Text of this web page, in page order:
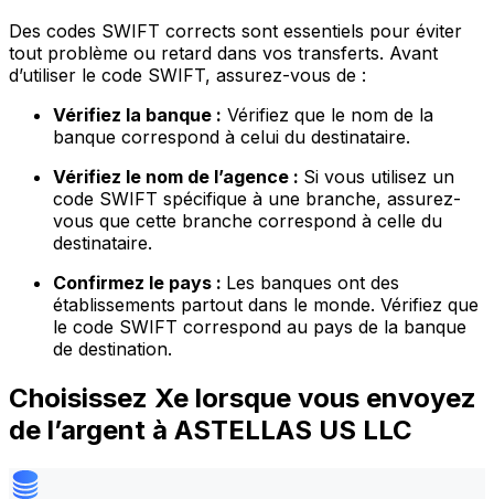
Des codes SWIFT corrects sont essentiels pour éviter
tout problème ou retard dans vos transferts. Avant
d’utiliser le code SWIFT, assurez-vous de :
Vérifiez la banque : Vérifiez que le nom de la
banque correspond à celui du destinataire.
Vérifiez le nom de l’agence : Si vous utilisez un
code SWIFT spécifique à une branche, assurez-
vous que cette branche correspond à celle du
destinataire.
Confirmez le pays : Les banques ont des
établissements partout dans le monde. Vérifiez que
le code SWIFT correspond au pays de la banque
de destination.
Choisissez Xe lorsque vous envoyez
de l’argent à ASTELLAS US LLC